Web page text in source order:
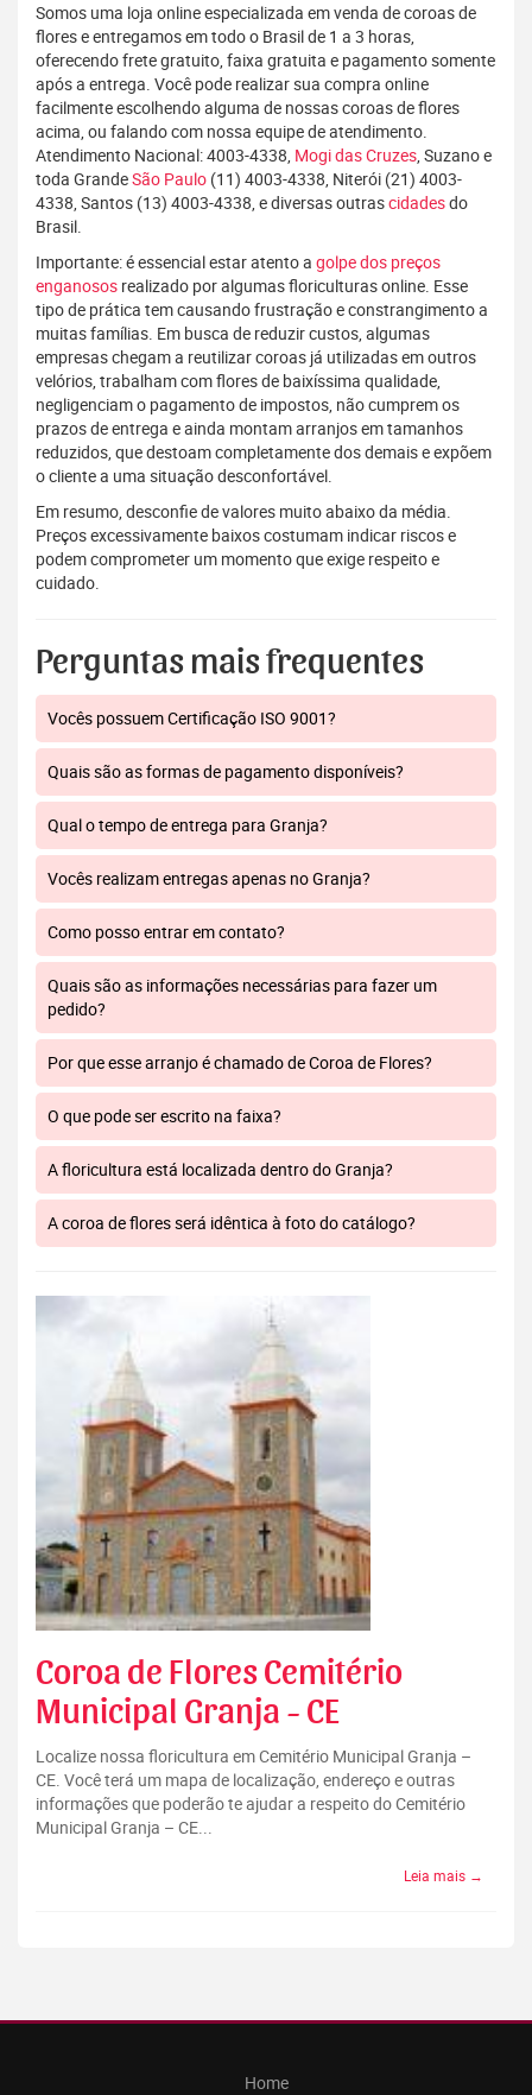
Somos uma loja online especializada em venda de coroas de
flores e entregamos em todo o Brasil de 1 a 3 horas,
oferecendo frete gratuito, faixa gratuita e pagamento somente
após a entrega. Você pode realizar sua compra online
facilmente escolhendo alguma de nossas coroas de flores
acima, ou falando com nossa equipe de atendimento.
Atendimento Nacional: 4003-4338, Mogi das Cruzes, Suzano e
toda GrandeSão Paulo (11) 4003-4338, Niterói (21) 4003-
4338, Santos (13) 4003-4338, e diversas outrascidadesdo
Brasil.
Importante: é essencial estar atento a golpe dos preços
enganosos realizado por algumas floriculturas online. Esse
tipo de prática tem causando frustração e constrangimento a
muitas famílias. Em busca de reduzir custos, algumas
empresas chegam a reutilizar coroas já utilizadas em outros
velórios, trabalham com flores de baixíssima qualidade,
negligenciam o pagamento de impostos, não cumprem os
prazos de entrega e ainda montam arranjos em tamanhos
reduzidos, que destoam completamente dos demais e expõem
o cliente a uma situação desconfortável.
Em resumo, desconfie de valores muito abaixo da média.
Preços excessivamente baixos costumam indicar riscos e
podem comprometer um momento que exige respeito e
cuidado.
Perguntas mais frequentes
Vocês possuem Certificação ISO 9001?
Quais são as formas de pagamento disponíveis?
Qual o tempo de entrega para Granja?
Vocês realizam entregas apenas no Granja?
Como posso entrar em contato?
Quais são as informações necessárias para fazer um
pedido?
Por que esse arranjo é chamado de Coroa de Flores?
O que pode ser escrito na faixa?
A floricultura está localizada dentro do Granja?
A coroa de flores será idêntica à foto do catálogo?
Coroa de Flores Cemitério
Municipal Granja - CE
Localize nossa floricultura em Cemitério Municipal Granja –
CE. Você terá um mapa de localização, endereço e outras
informações que poderão te ajudar a respeito do Cemitério
Municipal Granja – CE...
Leia mais →
Home